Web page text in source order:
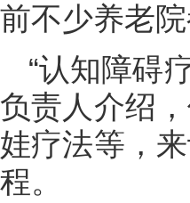
前不少养老
“认知障碍
负责人介绍
娃疗法等，
程。